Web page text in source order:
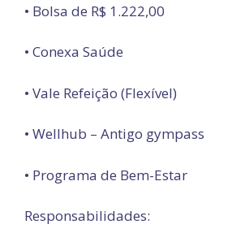
• Bolsa de R$ 1.222,00
• Conexa Saúde
• Vale Refeição (Flexível)
• Wellhub – Antigo gympass
• Programa de Bem-Estar
Responsabilidades: